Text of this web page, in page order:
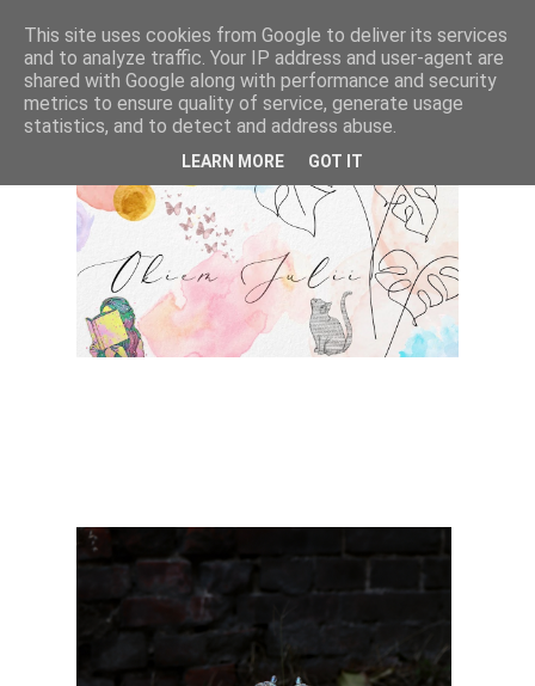
This site uses cookies from Google to deliver its services
and to analyze traffic. Your IP address and user-agent are
shared with Google along with performance and security
metrics to ensure quality of service, generate usage
statistics, and to detect and address abuse.
LEARN MORE GOT IT